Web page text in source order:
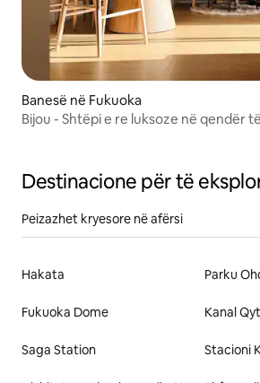
Banesë në Fukuoka
Bijou - Shtëpi e re luksoze në qendër
Destinacione për të
Peizazhet kryesore në afërsi
Hakata Parku
Fukuoka Dome Kanal
Saga Station Stacioni